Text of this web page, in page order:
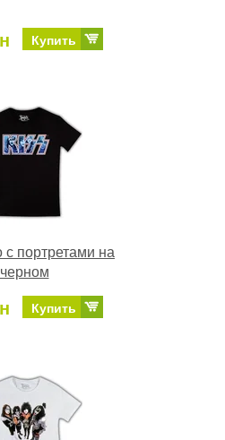
Купить
с портретами на
черном
Купить